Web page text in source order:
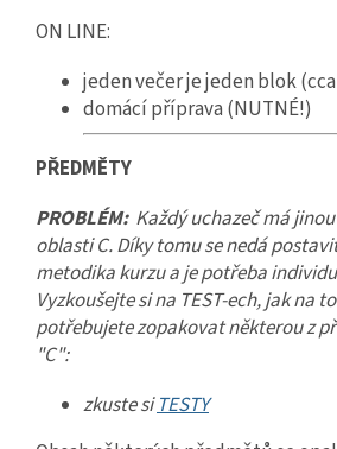
ON LINE:
jeden večer je jeden blok
domácí příprava (NUTNÉ!)
PŘEDMĚTY
PROBLÉM: Každý uchazeč má
oblasti C. Díky tomu se nedá
metodika kurzu a je potřeba
Vyzkoušejte si na TEST-ech, jak na
potřebujete zopakovat některou z
"C":
zkuste siTESTY